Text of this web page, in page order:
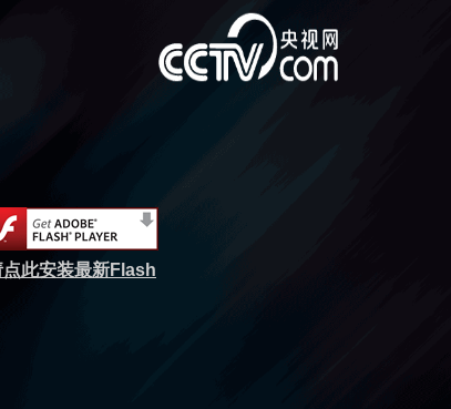
点此安装最新Flash